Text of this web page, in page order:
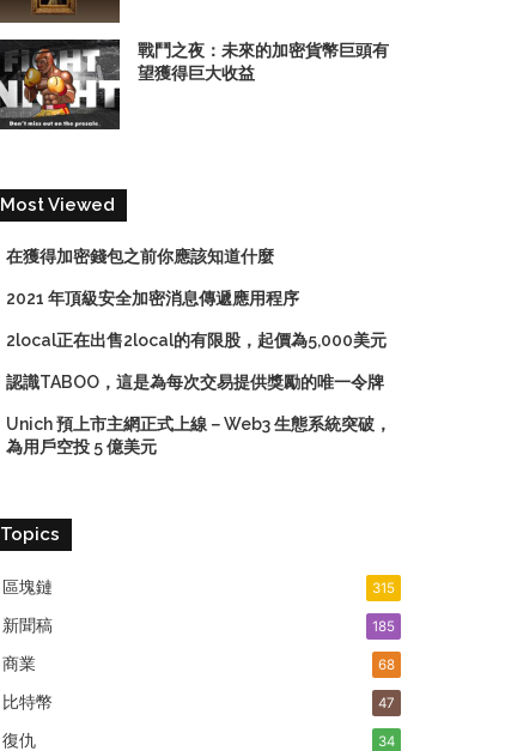
戰鬥之夜：未來的加密貨幣巨頭有
望獲得巨大收益
Most Viewed
在獲得加密錢包之前你應該知道什麼
2021 年頂級安全加密消息傳遞應用程序
2local正在出售2local的有限股，起價為5,000美元
認識TABOO，這是為每次交易提供獎勵的唯一令牌
Unich 預上市主網正式上線－Web3 生態系統突破，
為用戶空投 5 億美元
Topics
區塊鏈 315
新聞稿 185
商業 68
比特幣 47
復仇 34